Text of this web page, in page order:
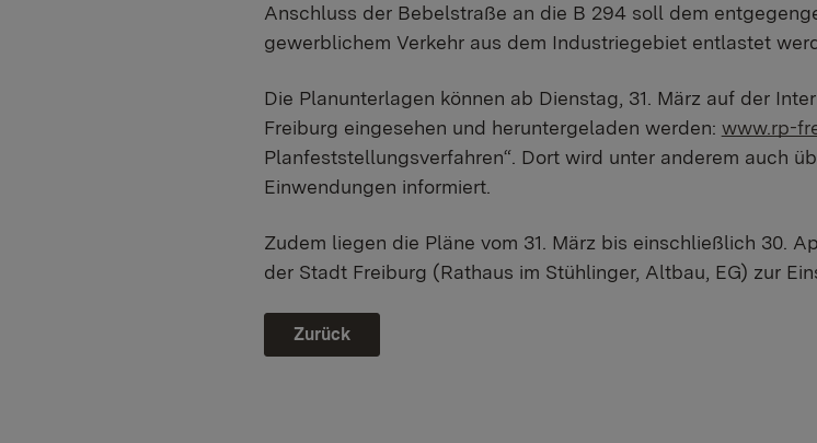
Anschluss der Bebelstraße an die B 294 soll dem
gewerblichem Verkehr aus dem Industriegebiet entlastet
Die Planunterlagen können ab Dienstag, 31. März auf der
Freiburg eingesehen und heruntergeladen werden: www.rp-
Planfeststellungsverfahren“. Dort wird unter anderem auch
Einwendungen informiert.
Zudem liegen die Pläne vom 31. März bis einschließlich 30.
der Stadt Freiburg (Rathaus im Stühlinger, Altbau, EG) zur
Zurück